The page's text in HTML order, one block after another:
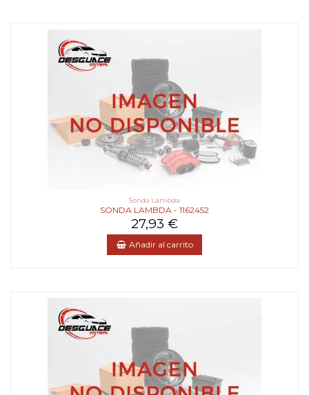
Sonda Lambda
SONDA LAMBDA - 1162452
27,93 €
Añadir al carrito